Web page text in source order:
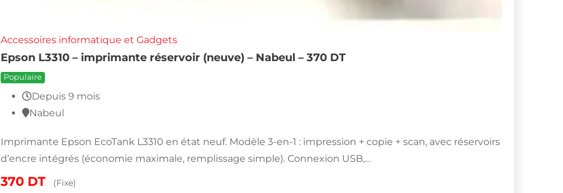
Accessoires informatique et Gadgets
Epson L3310 – imprimante réservoir (neuve) – Nabeul – 370 DT
Populaire
Depuis 9 mois
Nabeul
Imprimante Epson EcoTank L3310 en état neuf. Modèle 3-en-1 : impression + copie + scan, avec réservoirs
d’encre intégrés (économie maximale, remplissage simple). Connexion USB,…
370 DT (Fixe)